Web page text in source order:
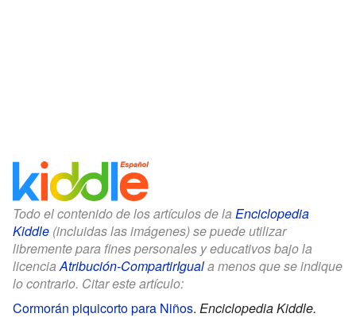
Todo el contenido de los artículos de la Enciclopedia
Kiddle (incluidas las imágenes) se puede utilizar
libremente para fines personales y educativos bajo la
licenciaAtribución-CompartirIguala menos que se indique
lo contrario. Citar este artículo:
Cormorán piquicorto para Niños. Enciclopedia Kiddle.